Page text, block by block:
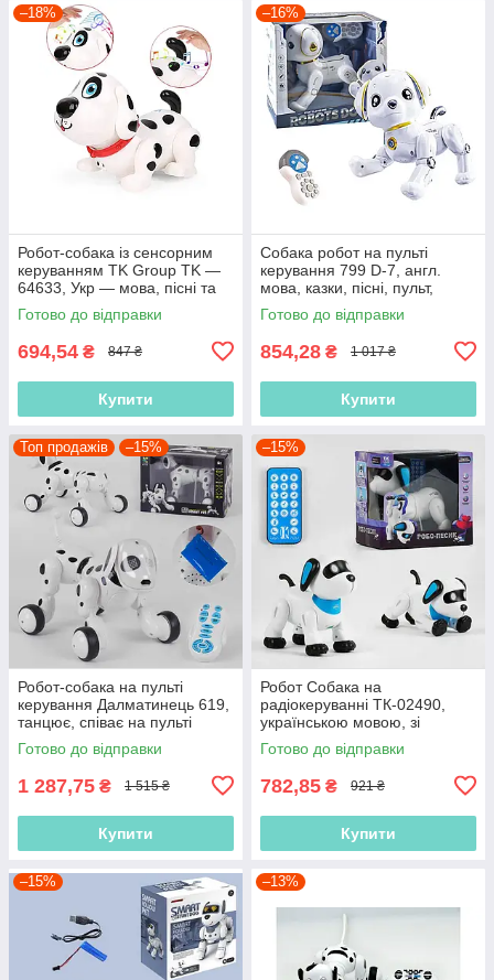
–18%
Робот-собака із сенсорним
керуванням TK Group TK —
64633, Укр — мова, пісні та
фрази, інтерактивна іграшка
Готово до відправки
694,54 ₴ 847 ₴
Купити
–16%
Собака робот на пульті
керування 799 D-7, англ.
мова, казки, пісні, пульт,
сенсорні датчики
Готово до відправки
854,28 ₴ 1 017 ₴
Купити
Топ продажів –15%
Робот-собака на пульті
керування Далматинець 619,
танцює, співає на пульті
керування
Готово до відправки
1 287,75 ₴ 1 515 ₴
Купити
–15%
Робот Собака на
радіокеруванні ТК-02490,
українською мовою, зі
звуками, казками, піснями,
трюками
Готово до відправки
782,85 ₴ 921 ₴
Купити
–15% –13%